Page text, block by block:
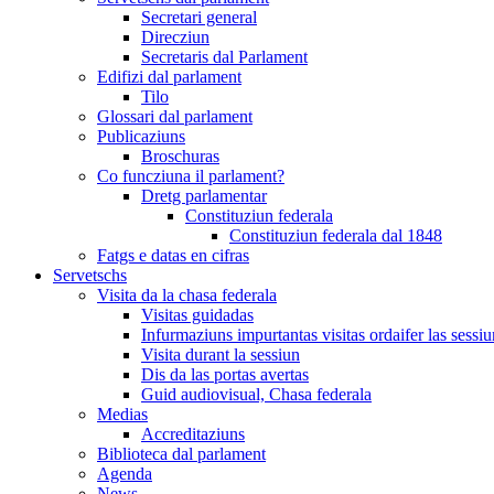
Secretari general
Direcziun
Secretaris dal Parlament
Edifizi dal parlament
Tilo
Glossari dal parlament
Publicaziuns
Broschuras
Co funcziuna il parlament?
Dretg parlamentar
Constituziun federala
Constituziun federala dal 1848
Fatgs e datas en cifras
Servetschs
Visita da la chasa federala
Visitas guidadas
Infurmaziuns impurtantas visitas ordaifer las
Visita durant la sessiun
Dis da las portas avertas
Guid audiovisual, Chasa federala
Medias
Accreditaziuns
Biblioteca dal parlament
Agenda